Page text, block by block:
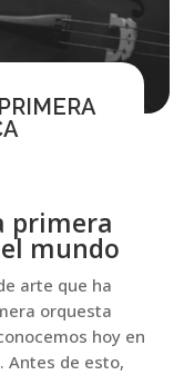
primera
mundo
arte que ha
orquesta
hoy en
Antes de esto,